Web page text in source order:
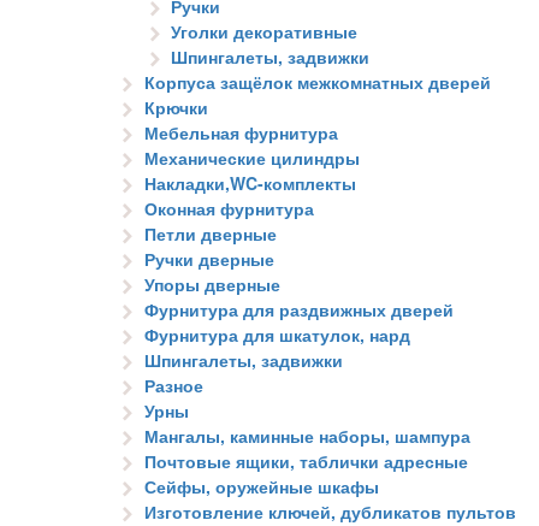
Ручки
Уголки декоративные
Шпингалеты, задвижки
Корпуса защёлок межкомнатных дверей
Крючки
Мебельная фурнитура
Механические цилиндры
Накладки,WC-комплекты
Оконная фурнитура
Петли дверные
Ручки дверные
Упоры дверные
Фурнитура для раздвижных дверей
Фурнитура для шкатулок, нард
Шпингалеты, задвижки
Разное
Урны
Мангалы, каминные наборы, шампура
Почтовые ящики, таблички адресные
Сейфы, оружейные шкафы
Изготовление ключей, дубликатов пультов